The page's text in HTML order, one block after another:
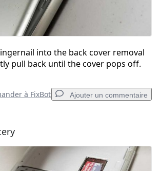
into the back cover removal
pull back until the cover pops off.
à FixBot Ajouter un commentaire
Ajouter un commentaire
commentaire